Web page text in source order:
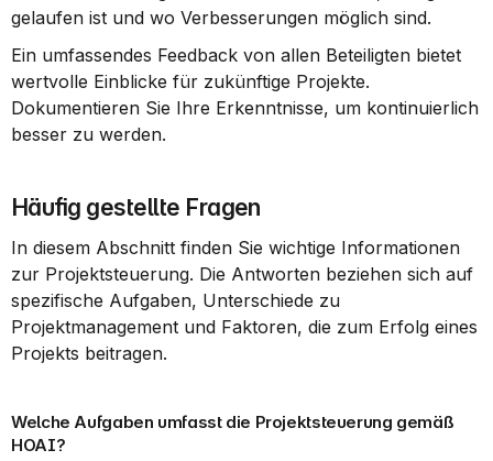
gelaufen ist und wo Verbesserungen möglich sind.
Ein umfassendes Feedback von allen Beteiligten bietet
wertvolle Einblicke für zukünftige Projekte.
Dokumentieren Sie Ihre Erkenntnisse, um kontinuierlich
besser zu werden.
Häufig gestellte Fragen
In diesem Abschnitt finden Sie wichtige Informationen
zur Projektsteuerung. Die Antworten beziehen sich auf
spezifische Aufgaben, Unterschiede zu
Projektmanagement und Faktoren, die zum Erfolg eines
Projekts beitragen.
Welche Aufgaben umfasst die Projektsteuerung gemäß
HOAI?